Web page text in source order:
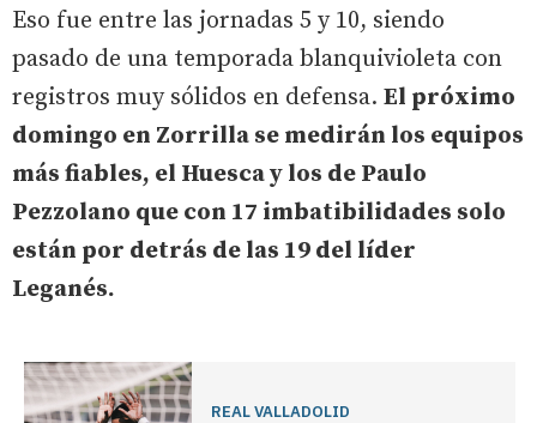
Eso fue entre las jornadas 5 y 10, siendo
pasado de una temporada blanquivioleta con
registros muy sólidos en defensa. El próximo
domingo en Zorrilla se medirán los equipos
más fiables, el Huesca y los de Paulo
Pezzolano que con 17 imbatibilidades solo
están por detrás de las 19 del líder
Leganés.
REAL VALLADOLID